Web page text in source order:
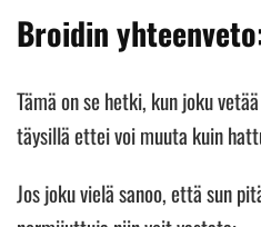
Broidin
Tämä on se hetki, kun joku
täysillä ettei voi muuta kuin
Jos joku vielä sanoo, että sun